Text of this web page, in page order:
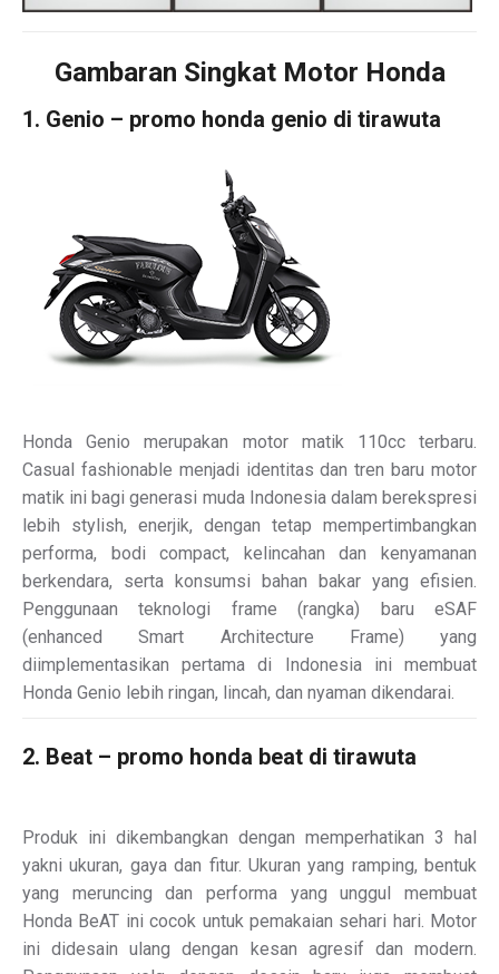
Gambaran Singkat Motor Honda
1. Genio – promo honda genio di tirawuta
Honda Genio merupakan motor matik 110cc terbaru.
Casual fashionable menjadi identitas dan tren baru motor
matik ini bagi generasi muda Indonesia dalam berekspresi
lebih stylish, enerjik, dengan tetap mempertimbangkan
performa, bodi compact, kelincahan dan kenyamanan
berkendara, serta konsumsi bahan bakar yang efisien.
Penggunaan teknologi frame (rangka) baru eSAF
(enhanced Smart Architecture Frame) yang
diimplementasikan pertama di Indonesia ini membuat
Honda Genio lebih ringan, lincah, dan nyaman dikendarai.
2. Beat – promo honda beat di tirawuta
Produk ini dikembangkan dengan memperhatikan 3 hal
yakni ukuran, gaya dan fitur. Ukuran yang ramping, bentuk
yang meruncing dan performa yang unggul membuat
Honda BeAT ini cocok untuk pemakaian sehari hari. Motor
ini didesain ulang dengan kesan agresif dan modern.